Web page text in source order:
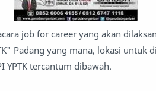
job for career yang akan
Padang yang mana, lokasi untuk
YPTK tercantum dibawah.